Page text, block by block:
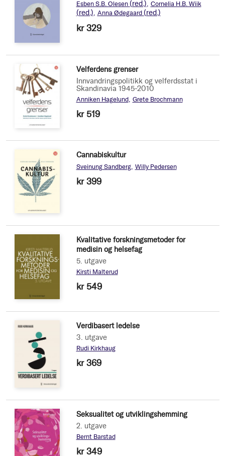
Esben S.B. Olesen (red.) Cornelia H.B. Wiik
(red.) Anna Ødegaard (red.)
kr 329
Velferdens grenser
Innvandringspolitikk og velferdsstat i
Skandinavia 1945-2010
Anniken Hagelund Grete Brochmann
kr 519
Cannabiskultur
Sveinung Sandberg Willy Pedersen
kr 399
Kvalitative forskningsmetoder for
medisin og helsefag
5. utgave
Kirsti Malterud
kr 549
Verdibasert ledelse
3. utgave
Rudi Kirkhaug
kr 369
Seksualitet og utviklingshemming
2. utgave
Bernt Barstad
kr 349